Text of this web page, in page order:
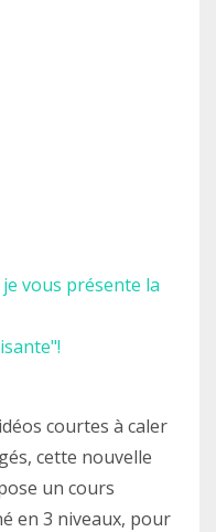
vous présente la
courtes à caler
cette nouvelle
un cours
en 3 niveaux, pour